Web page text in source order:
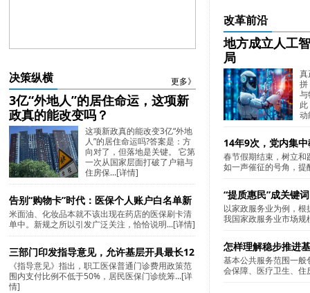
决策纵横 更多》
3亿“外地人”的居住命运，这项新
政真的能改变吗？
这项新政真的能改变3亿“外地
人”的居住命运吗?答案是：方
向对了，但落地是关键。 它第
一次从国家层面打破了户籍与
住房保...[详情]
告别“购物卡”时代：医保个人账户白名单新
规如何守住制度底线
米面油、化妆品本就不该出现在药店的医保刷卡清
单中。新规之所以引发广泛关注，恰恰说明...[详情]
三部门印发指导意见，允许基层开具最长12
周用药长处方
《指导意见》指出，职工医保普通门诊费用政策范
围内支付比例不低于50%，居民医保门诊统筹...[详
情]
改革前沿
地方成立人工
局
真
拼
与
动
14年9次，党内集
春节假期结束，树立
如一声催征的号角，提
“提质惠民”成关键
以家政服务业为例，
我国家政服务业市场
怎样理解稳步推进
基本公共服务范围一
会保障、医疗卫生、住